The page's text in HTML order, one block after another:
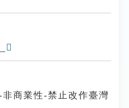
商業性-禁止改作臺灣